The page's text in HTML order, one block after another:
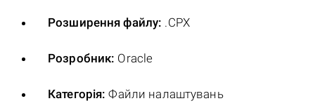
Розширення файлу: .CPX
Розробник: Oracle
Категорія: Файли налаштувань